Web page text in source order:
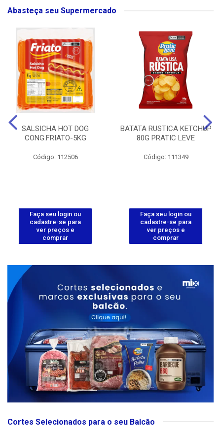
Abasteça seu Supermercado
SALSICHA HOT DOG
CONG.FRIATO-5KG
Código: 112506
Faça seu login ou
cadastre-se para
ver preços e
comprar
BATATA RUSTICA KETCHUP
80G PRATIC LEVE
Código: 111349
Faça seu login ou
cadastre-se para
ver preços e
comprar
Cortes Selecionados para o seu Balcão